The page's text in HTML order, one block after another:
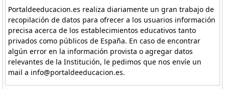
Portaldeeducacion.es realiza diariamente un gran trabajo de
recopilación de datos para ofrecer a los usuarios información
precisa acerca de los establecimientos educativos tanto
privados como públicos de España. En caso de encontrar
algún error en la información provista o agregar datos
relevantes de la Institución, le pedimos que nos envíe un
mail a info@portaldeeducacion.es.